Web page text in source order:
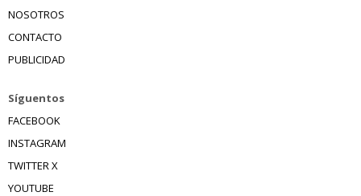
NOSOTROS
CONTACTO
PUBLICIDAD
Síguentos
FACEBOOK
INSTAGRAM
TWITTER X
YOUTUBE